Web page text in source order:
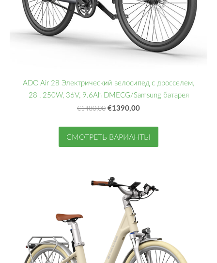
ADO Air 28 Электрический велосипед с дросселем,
28", 250W, 36V, 9.6Ah DMECG/Samsung батарея
€1480,00 €1390,00
СМОТРЕТЬ ВАРИАНТЫ